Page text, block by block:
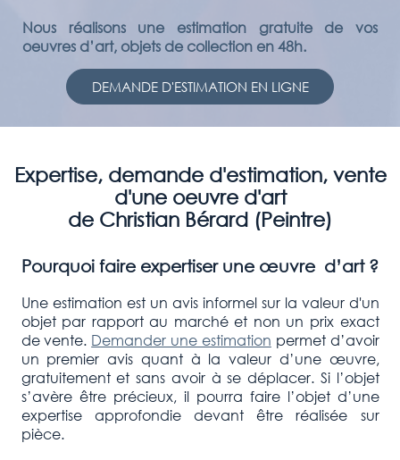
Nous réalisons une estimation gratuite de vos
oeuvres d’art, objets de collection en 48h.
DEMANDE D'ESTIMATION EN LIGNE
Expertise, demande d'estimation, vente
d'une oeuvre d'art
de Christian Bérard (Peintre)
Pourquoi faire expertiser une œuvre d’art ?
Une estimation est un avis informel sur la valeur d'un
objet par rapport au marché et non un prix exact
de vente. Demander une estimation permet d’avoir
un premier avis quant à la valeur d’une œuvre,
gratuitement et sans avoir à se déplacer. Si l’objet
s’avère être précieux, il pourra faire l’objet d’une
expertise approfondie devant être réalisée sur
pièce.